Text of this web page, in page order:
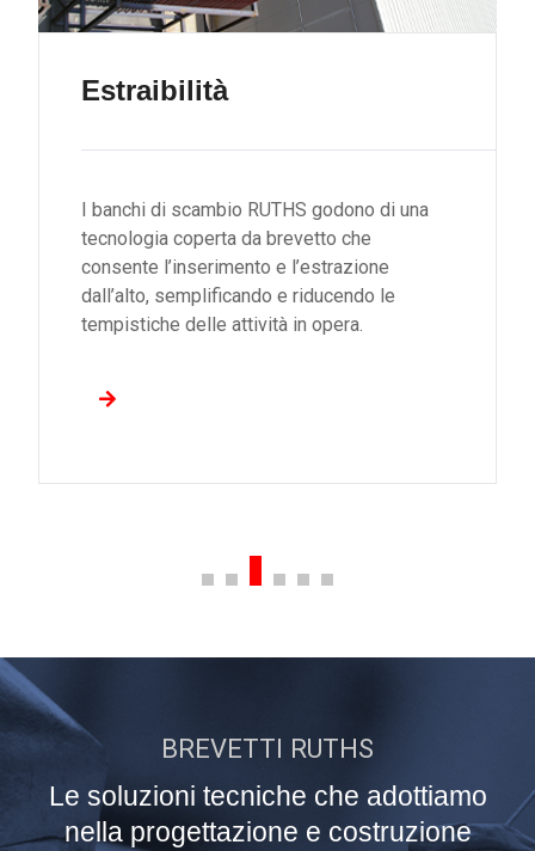
Estraibilità
I banchi di scambio RUTHS godono di una
tecnologia coperta da brevetto che
consente l’inserimento e l’estrazione
dall’alto, semplificando e riducendo le
tempistiche delle attività in opera.
BREVETTI RUTHS
Le soluzioni tecniche che adottiamo
nella progettazione e costruzione